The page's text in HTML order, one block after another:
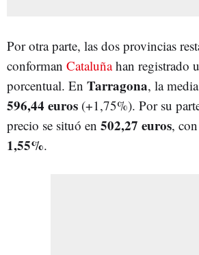
Por otra parte, las dos provincias
conforman Cataluñahan registrado
porcentual. En Tarragona, la
596,44 euros (+1,75%). Por su
precio se situó en 502,27 euros,
1,55%.